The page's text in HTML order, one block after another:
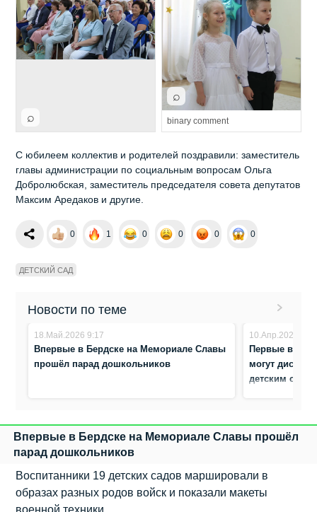
⌕
⌕
binary comment
С юбилеем коллектив и родителей поздравили: заместитель
главы администрации по социальным вопросам Ольга
Добролюбская, заместитель председателя совета депутатов
Максим Аредаков и другие.
0 1 0 0 0 0
ДЕТСКИЙ САД
Новости по теме
18.Май.2026 9:17
Впервые в Бердске на Мемориале Славы
прошёл парад дошкольников
10.Апр.2026
Первые в
могут
детским
Впервые в Бердске на Мемориале Славы прошёл
парад дошкольников
Воспитанники 19 детских садов маршировали в
образах разных родов войск и показали макеты